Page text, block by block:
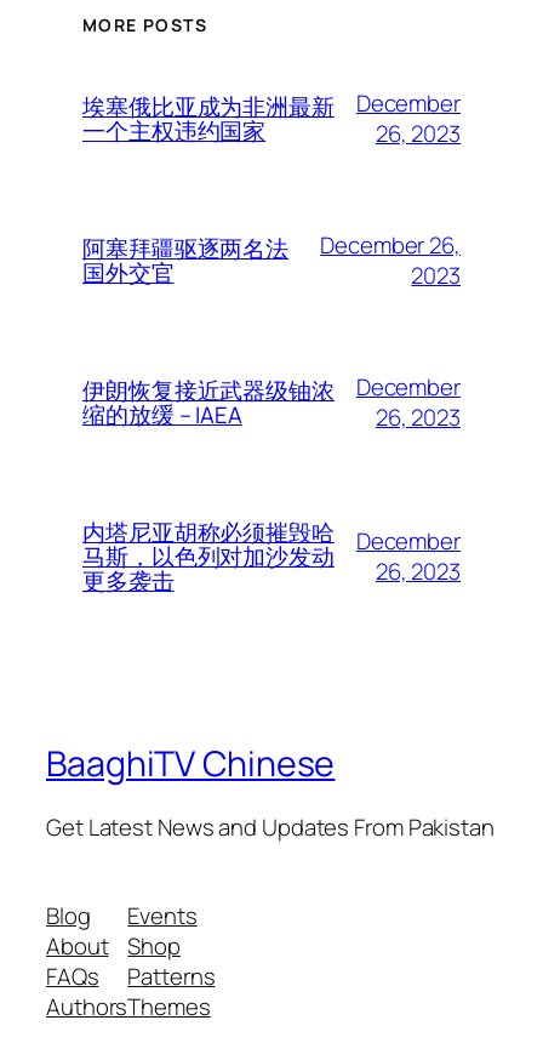
MORE POSTS
埃塞俄比亚成为非洲最新
一个主权违约国家
December
26, 2023
阿塞拜疆驱逐两名法
国外交官
December 26,
2023
伊朗恢复接近武器级铀浓
缩的放缓 – IAEA
December
26, 2023
内塔尼亚胡称必须摧毁哈
马斯，以色列对加沙发动
更多袭击
December
26, 2023
BaaghiTV Chinese
Get Latest News and Updates From Pakistan
Blog
About
FAQs
Authors
Events
Shop
Patterns
Themes